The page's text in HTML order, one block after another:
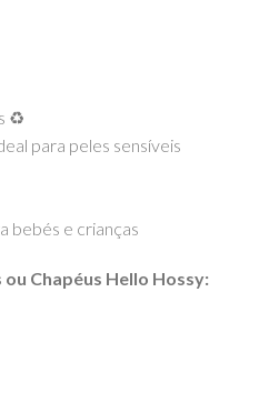
♻️
para peles sensíveis
bebés e crianças
Chapéus Hello Hossy: